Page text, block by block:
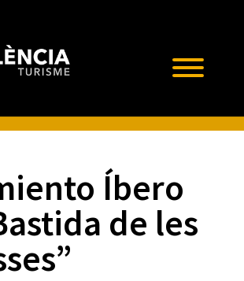
Íbero
de les